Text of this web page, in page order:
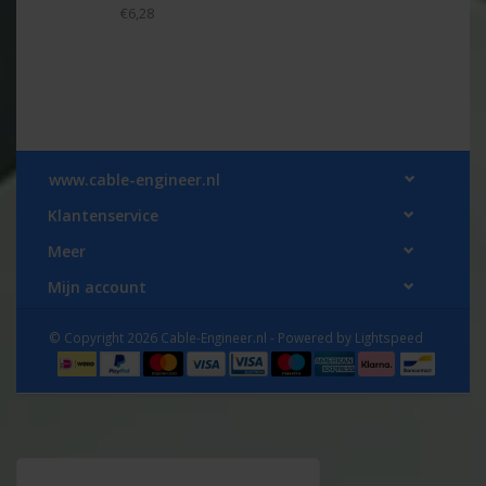
€6,28
www.cable-engineer.nl
Klantenservice
Meer
Mijn account
© Copyright 2026 Cable-Engineer.nl - Powered by Lightspeed